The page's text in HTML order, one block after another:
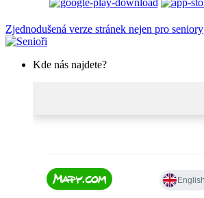
Zjednodušená verze stránek nejen pro seniory
Kde nás najdete?